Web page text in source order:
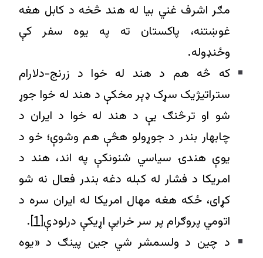
مګر اشرف غني بيا له هند څخه د کابل هغه
غوښتنه، پاکستان ته په يوه سفر کې
وځنډوله.
که څه هم د هند له خوا د زرنج-دلارام
ستراتيژيک سړک ډېر مخکې د هند له خوا جوړ
شو او ترڅنګ یې د هند له خوا د ایران د
چابهار بندر د جوړولو هڅې هم وشوې؛ خو د
یوې هندۍ سياسي شنونکې په اند، هند د
امریکا د فشار له کبله دغه بندر فعال نه شو
کړای، ځکه هغه مهال امریکا له ايران سره د
اتومي پروګرام پر سر خرابې اړیکې درلودې[1]
.
د چين د ولسمشر شي جین پینګ د «یوه